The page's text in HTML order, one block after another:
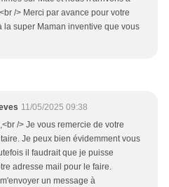
/> Merci par avance pour votre
la super Maman inventive que vous
11/05/2025 09:38
/> Je vous remercie de votre
Je peux bien évidemment vous
il faudrait que je puisse
adresse mail pour le faire.
un message à